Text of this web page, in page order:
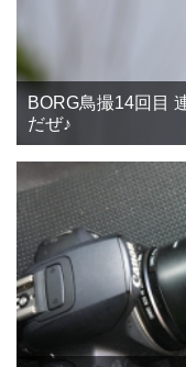
BORG鳥撮14回目
だぜ♪